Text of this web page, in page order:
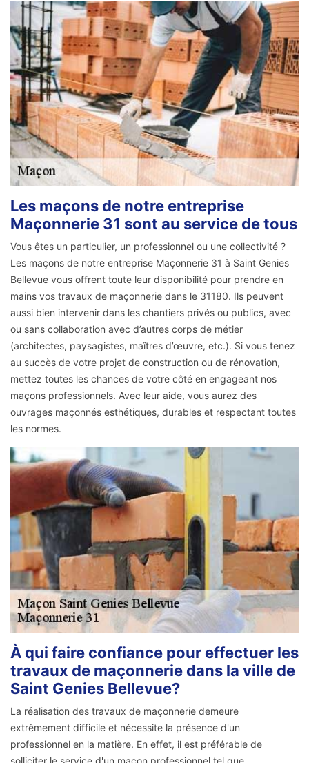
Les maçons de notre entreprise
Maçonnerie 31 sont au service de tous
Vous êtes un particulier, un professionnel ou une collectivité ?
Les maçons de notre entreprise Maçonnerie 31 à Saint Genies
Bellevue vous offrent toute leur disponibilité pour prendre en
mains vos travaux de maçonnerie dans le 31180. Ils peuvent
aussi bien intervenir dans les chantiers privés ou publics, avec
ou sans collaboration avec d’autres corps de métier
(architectes, paysagistes, maîtres d’œuvre, etc.). Si vous tenez
au succès de votre projet de construction ou de rénovation,
mettez toutes les chances de votre côté en engageant nos
maçons professionnels. Avec leur aide, vous aurez des
ouvrages maçonnés esthétiques, durables et respectant toutes
les normes.
À qui faire confiance pour effectuer les
travaux de maçonnerie dans la ville de
Saint Genies Bellevue?
La réalisation des travaux de maçonnerie demeure
extrêmement difficile et nécessite la présence d'un
professionnel en la matière. En effet, il est préférable de
solliciter le service d'un maçon professionnel tel que